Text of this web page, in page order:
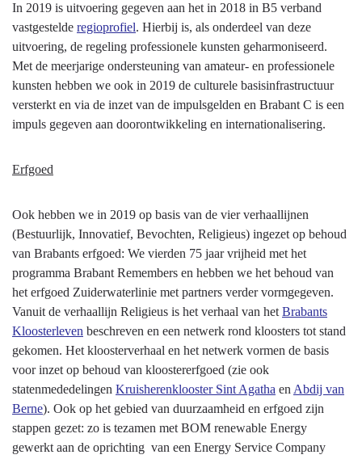
we
bereikt
wat
we
wilden
bereiken?
In 2019 is uitvoering gegeven aan het in 2018 in B5 verband
vastgestelde regioprofiel. Hierbij is, als onderdeel van deze
uitvoering, de regeling professionele kunsten geharmoniseerd.
Met de meerjarige ondersteuning van amateur- en professionele
kunsten hebben we ook in 2019 de culturele basisinfrastructuur
versterkt en via de inzet van de impulsgelden en Brabant C is een
impuls gegeven aan doorontwikkeling en internationalisering.
Erfgoed
Ook hebben we in 2019 op basis van de vier verhaallijnen
(Bestuurlijk, Innovatief, Bevochten, Religieus) ingezet op behoud
van Brabants erfgoed: We vierden 75 jaar vrijheid met het
programma Brabant Remembers en hebben we het behoud van
het erfgoed Zuiderwaterlinie met partners verder vormgegeven.
Vanuit de verhaallijn Religieus is het verhaal van het Brabants
Kloosterleven beschreven en een netwerk rond kloosters tot stand
gekomen. Het kloosterverhaal en het netwerk vormen de basis
voor inzet op behoud van kloostererfgoed (zie ook
statenmededelingen Kruisherenklooster Sint Agatha en Abdij van
Berne). Ook op het gebied van duurzaamheid en erfgoed zijn
stappen gezet: zo is tezamen met BOM renewable Energy
gewerkt aan de oprichting van een Energy Service Company